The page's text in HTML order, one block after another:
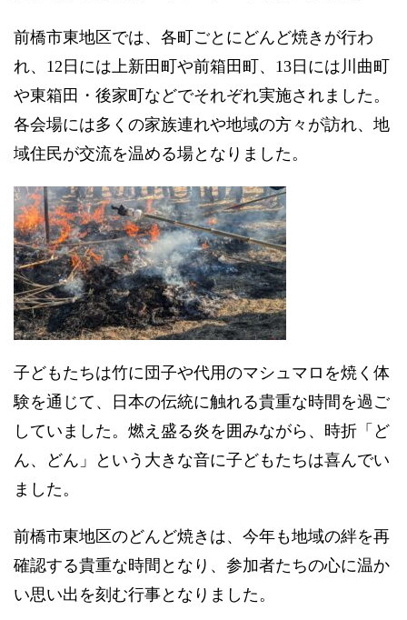
前橋市東地区では、各町ごとにどんど焼きが行わ
れ、12日には上新田町や前箱田町、13日には川曲町
や東箱田・後家町などでそれぞれ実施されました。
各会場には多くの家族連れや地域の方々が訪れ、地
域住民が交流を温める場となりました。
子どもたちは竹に団子や代用のマシュマロを焼く体
験を通じて、日本の伝統に触れる貴重な時間を過ご
していました。燃え盛る炎を囲みながら、時折「ど
ん、どん」という大きな音に子どもたちは喜んでい
ました。
前橋市東地区のどんど焼きは、今年も地域の絆を再
確認する貴重な時間となり、参加者たちの心に温か
い思い出を刻む行事となりました。